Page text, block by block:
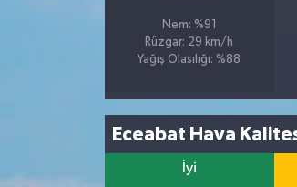
Nem: %91
Rüzgar: 29 km/h
Yağış Olasılığı: %88
Eceabat Hava
İyi